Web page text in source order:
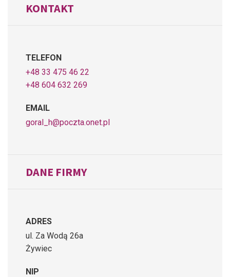
KONTAKT
TELEFON
+48 33 475 46 22
+48 604 632 269
EMAIL
goral_h@poczta.onet.pl
DANE FIRMY
ADRES
ul. Za Wodą 26a
Żywiec
NIP